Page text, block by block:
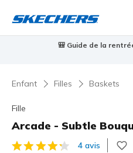
Skechers VIP :retours sous 45
Enfant Filles Baskets
Fille
Arcade - Subtle
Évaluation client 3,1 sur 5
4 avis